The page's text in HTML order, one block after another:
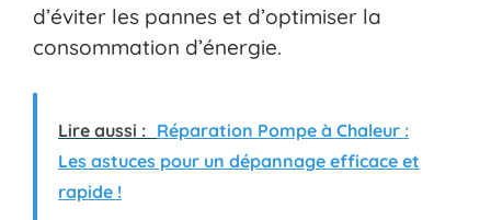
d’éviter les pannes et d’optimiser la
consommation d’énergie.
Lire aussi : Réparation Pompe à Chaleur :
Les astuces pour un dépannage efficace et
rapide !